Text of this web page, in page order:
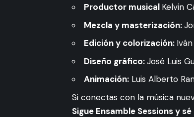
Productor musical Kelvin
Mezcla y masterización:
Edición y colorización:
Diseño gráfico:José Luis
Animación: Luis Alberto
Si conectas con la música
Sigue Ensamble Sessions y